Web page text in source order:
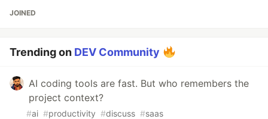
JOINED
Trending on DEV Community
AI coding tools are fast. But who remembers the
project context?
#ai #productivity #discuss #saas